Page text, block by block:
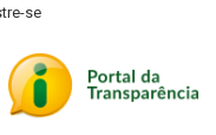
se